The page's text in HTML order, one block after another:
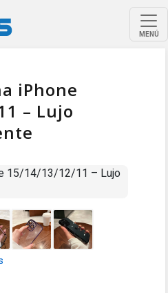
MENÚ
iPhone
– Lujo